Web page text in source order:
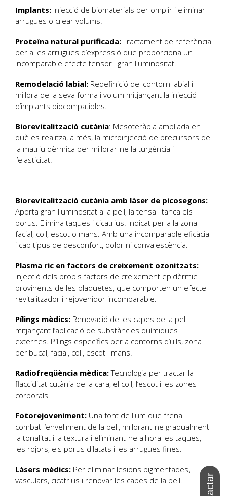
Implants: Injecció de biomaterials per omplir i eliminar
arrugues o crear volums.
Proteïna natural purificada:Tractament de referència
per a les arrugues d’expressió que proporciona un
incomparable efecte tensor i gran lluminositat.
Remodelació labial: Redefinició del contorn labial i
millora de la seva forma i volum mitjançant la injecció
d’implants biocompatibles.
Biorevitalització cutània: Mesoteràpia ampliada en
què es realitza, a més, la microinjecció de precursors de
la matriu dèrmica per millorar-ne la turgència i
l’elasticitat.
Biorevitalització cutània amb làser de picosegons:
Aporta gran lluminositat a la pell, la tensa i tanca els
porus. Elimina taques i cicatrius. Indicat per a la zona
facial, coll, escot o mans. Amb una incomparable eficàcia
i cap tipus de desconfort, dolor ni convalescència.
Plasma ric en factors de creixement ozonitzats:
Injecció dels propis factors de creixement epidèrmic
provinents de les plaquetes, que comporten un efecte
revitalitzador i rejovenidor incomparable.
Pílings mèdics: Renovació de les capes de la pell
mitjançant l’aplicació de substàncies químiques
externes. Pílings específics per a contorns d’ulls, zona
peribucal, facial, coll, escot i mans.
Radiofreqüència mèdica:Tecnologia per tractar la
flacciditat cutània de la cara, el coll, l’escot i les zones
corporals.
Fotorejoveniment: Una font de llum que frena i
combat l’envelliment de la pell, millorant-ne gradualment
la tonalitat i la textura i eliminant-ne alhora les taques,
les rojors, els porus dilatats i les arrugues fines.
Làsers mèdics: Per eliminar lesions pigmentades,
vasculars, cicatrius i renovar les capes de la pell.